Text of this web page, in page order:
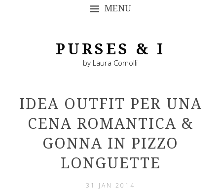
MENU
PURSES & I
by Laura Comolli
IDEA OUTFIT PER UNA
CENA ROMANTICA &
GONNA IN PIZZO
LONGUETTE
31 JAN 2014